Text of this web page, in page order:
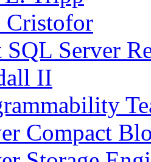
Cristofor
Server
II
Compact